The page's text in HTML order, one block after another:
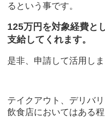
るという事です。
125万円を対象経費と
支給してくれます。
是非、申請して活用しま
テイクアウト、デリバ
飲食店においてはある